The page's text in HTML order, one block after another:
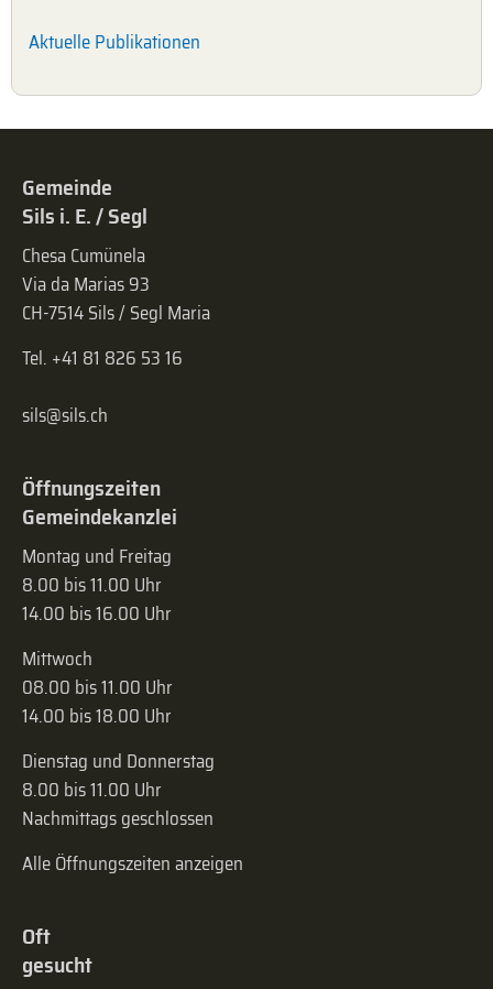
Aktuelle Publikationen
Gemeinde
Sils i. E. / Segl
Chesa Cumünela
Via da Marias 93
CH-7514 Sils / Segl Maria
Tel. +41 81 826 53 16
sils@sils.ch
Öffnungszeiten
Gemeindekanzlei
Montag und Freitag
8.00 bis 11.00 Uhr
14.00 bis 16.00 Uhr
Mittwoch
08.00 bis 11.00 Uhr
14.00 bis 18.00 Uhr
Dienstag und Donnerstag
8.00 bis 11.00 Uhr
Nachmittags geschlossen
Alle Öffnungszeiten anzeigen
Oft
gesucht